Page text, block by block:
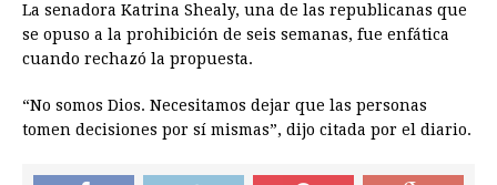
La senadora Katrina Shealy, una de las republicanas que
se opuso a la prohibición de seis semanas, fue enfática
cuando rechazó la propuesta.
“No somos Dios. Necesitamos dejar que las personas
tomen decisiones por sí mismas”, dijo citada por el diario.